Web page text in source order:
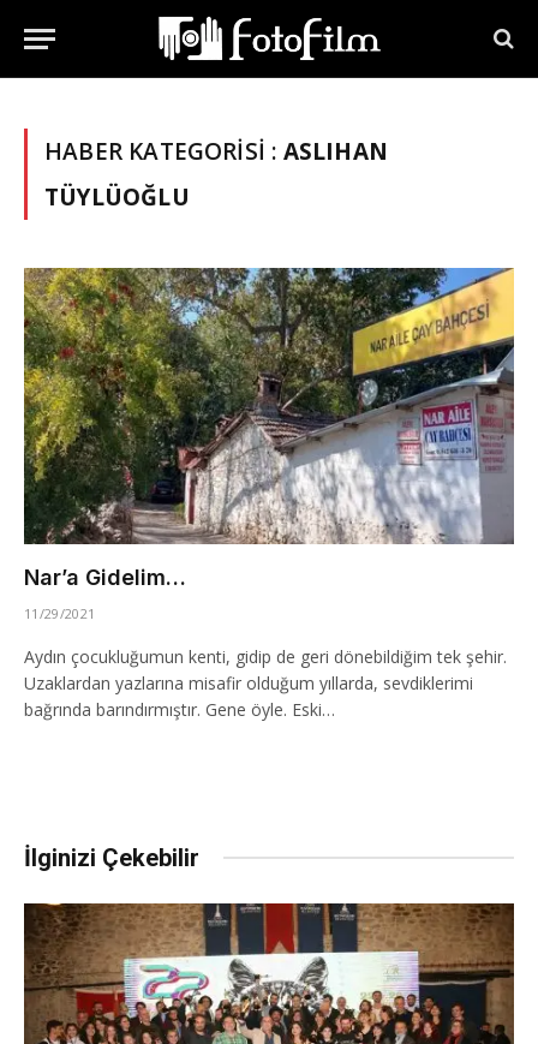
HABER KATEGORISI : ASLIHAN
TÜYLÜOĞLU
Nar’a Gidelim…
11/29/2021
Aydın çocukluğumun kenti, gidip de geri dönebildiğim tek şehir.
Uzaklardan yazlarına misafir olduğum yıllarda, sevdiklerimi
bağrında barındırmıştır. Gene öyle. Eski…
İlginizi Çekebilir